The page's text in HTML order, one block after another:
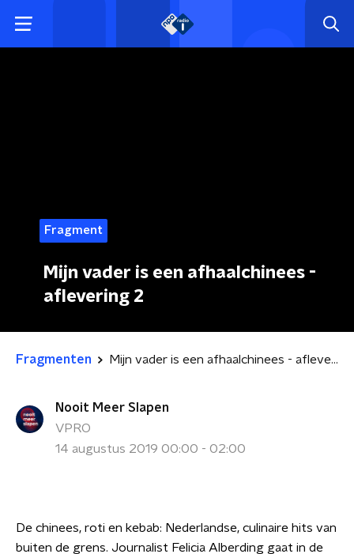
Fragment
Mijn vader is een afhaalchinees -
aflevering 2
Fragmenten Mijn vader is een afhaalchinees - aflevering 2
Nooit Meer Slapen
VPRO
14 augustus 2019 00:00 - 02:00
De chinees, roti en kebab: Nederlandse, culinaire hits van
buiten de grens. Journalist Felicia Alberding gaat in de